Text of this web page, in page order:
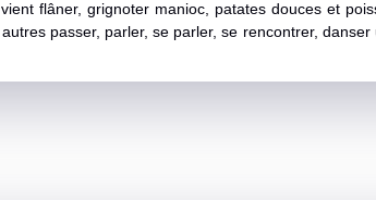
flâner, grignoter manioc, patates douces et
passer, parler, se parler, se rencontrer,